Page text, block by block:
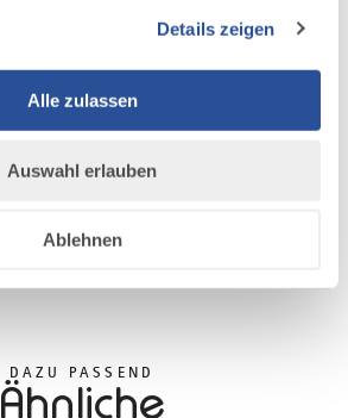
Details zeigen
Alle zulassen
Auswahl erlauben
Ablehnen
DAZU PASSEND
Ähnliche